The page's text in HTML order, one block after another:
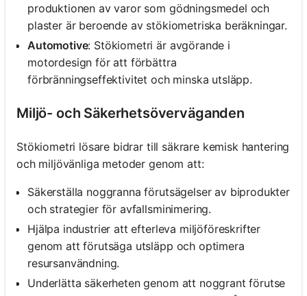
produktionen av varor som gödningsmedel och
plaster är beroende av stökiometriska beräkningar.
Automotive: Stökiometri är avgörande i
motordesign för att förbättra
förbränningseffektivitet och minska utsläpp.
Miljö- och Säkerhetsöverväganden
Stökiometri lösare bidrar till säkrare kemisk hantering
och miljövänliga metoder genom att:
Säkerställa noggranna förutsägelser av biprodukter
och strategier för avfallsminimering.
Hjälpa industrier att efterleva miljöföreskrifter
genom att förutsäga utsläpp och optimera
resursanvändning.
Underlätta säkerheten genom att noggrant förutse